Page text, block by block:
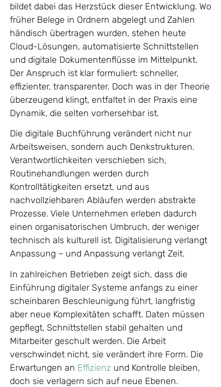
bildet dabei das Herzstück dieser Entwicklung. Wo
früher Belege in Ordnern abgelegt und Zahlen
händisch übertragen wurden, stehen heute
Cloud-Lösungen, automatisierte Schnittstellen
und digitale Dokumentenflüsse im Mittelpunkt.
Der Anspruch ist klar formuliert: schneller,
effizienter, transparenter. Doch was in der Theorie
überzeugend klingt, entfaltet in der Praxis eine
Dynamik, die selten vorhersehbar ist.
Die digitale Buchführung verändert nicht nur
Arbeitsweisen, sondern auch Denkstrukturen.
Verantwortlichkeiten verschieben sich,
Routinehandlungen werden durch
Kontrolltätigkeiten ersetzt, und aus
nachvollziehbaren Abläufen werden abstrakte
Prozesse. Viele Unternehmen erleben dadurch
einen organisatorischen Umbruch, der weniger
technisch als kulturell ist. Digitalisierung verlangt
Anpassung – und Anpassung verlangt Zeit.
In zahlreichen Betrieben zeigt sich, dass die
Einführung digitaler Systeme anfangs zu einer
scheinbaren Beschleunigung führt, langfristig
aber neue Komplexitäten schafft. Daten müssen
gepflegt, Schnittstellen stabil gehalten und
Mitarbeiter geschult werden. Die Arbeit
verschwindet nicht, sie verändert ihre Form. Die
Erwartungen an Effizienz und Kontrolle bleiben,
doch sie verlagern sich auf neue Ebenen.